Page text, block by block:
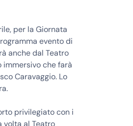
per la Giornata
evento di
anche dal Teatro
immersivo che farà
Caravaggio. Lo
privilegiato con i